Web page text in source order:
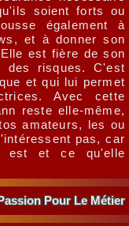
soient forts ou
également à
et à donner son
est fière de son
des risques. C'est
et qui lui permet
Avec cette
reste elle-même,
amateurs, les ou
pas, car
est et ce qu'elle
Pour Le Métier